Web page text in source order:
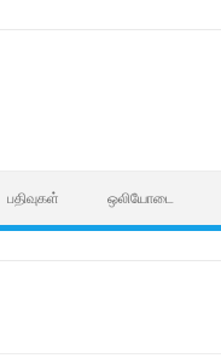
பதிவுகள் ஒலியோடை